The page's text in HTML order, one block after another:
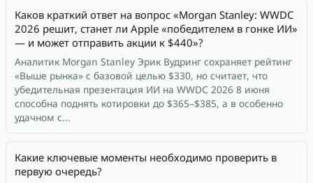
Каков краткий ответ на вопрос «Morgan Stanley: WWDC
2026 решит, станет ли Apple «победителем в гонке ИИ»
— и может отправить акции к $440»?
Аналитик Morgan Stanley Эрик Вудринг сохраняет рейтинг
«Выше рынка» с базовой целью $330, но считает, что
убедительная презентация ИИ на WWDC 2026 8 июня
способна поднять котировки до $365–$385, а в особенно
удачном с...
Какие ключевые моменты необходимо проверить в
первую очередь?